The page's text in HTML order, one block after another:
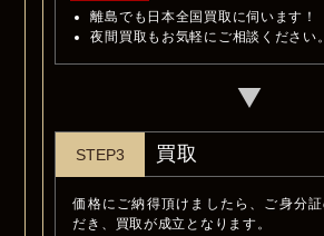
離島でも日本全国買取に伺います！
夜間買取もお気軽にご相談ください。
STEP3 買取
価格にご納得頂けましたら、ご身分
だき、買取が成立となります。